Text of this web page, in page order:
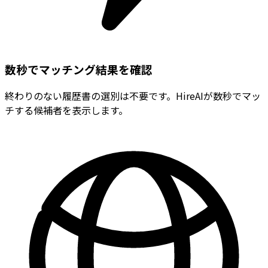
数秒でマッチング結果を確認
終わりのない履歴書の選別は不要です。HireAIが数秒でマッ
チする候補者を表示します。